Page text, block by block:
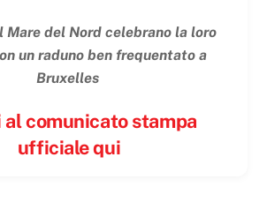
Mare del Nord celebrano la loro
un raduno ben frequentato a
Bruxelles
al comunicato stampa
ufficiale qui